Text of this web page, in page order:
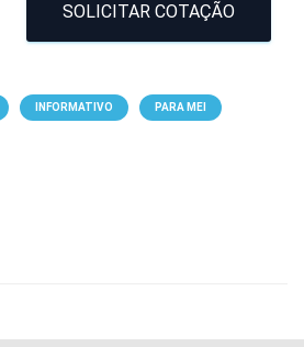
SOLICITAR COTAÇÃO
INFORMATIVO PARA MEI